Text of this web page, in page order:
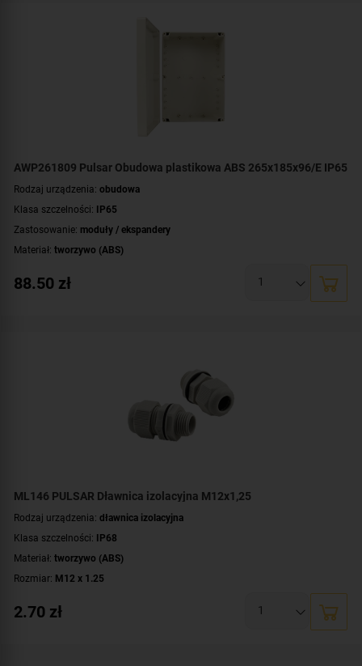
AWP261809 Pulsar Obudowa plastikowa ABS 265x185x96/E IP65
Rodzaj urządzenia: obudowa
Klasa szczelności: IP65
Zastosowanie: moduły / ekspandery
Materiał: tworzywo (ABS)
Wymiary: 265x185x96 [mm]
88.50 zł
ML146 PULSAR Dławnica izolacyjna M12x1,25
Rodzaj urządzenia: dławnica izolacyjna
Klasa szczelności: IP68
Materiał: tworzywo (ABS)
Rozmiar: M12 x 1.25
2.70 zł